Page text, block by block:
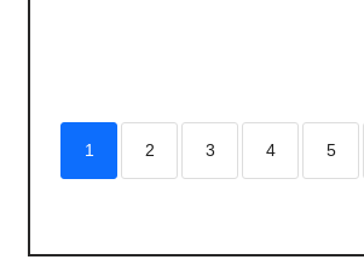
1 2 3 4 5